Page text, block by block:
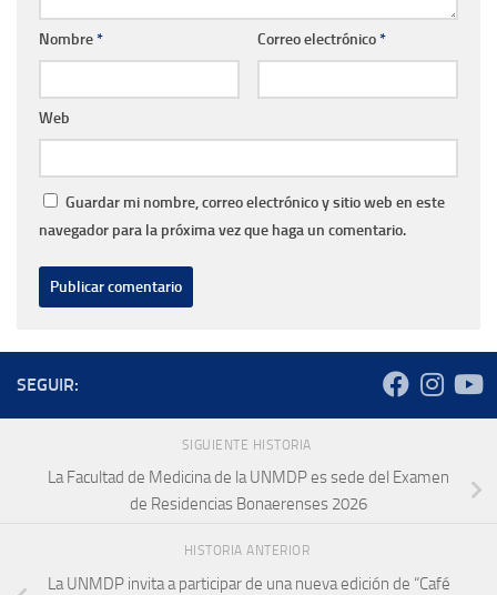
Nombre* Correo electrónico*
Web
Guardar mi nombre, correo electrónico y sitio web en este
navegador para la próxima vez que haga un comentario.
SEGUIR:
SIGUIENTE HISTORIA
La Facultad de Medicina de la UNMDP es sede del Examen
de Residencias Bonaerenses 2026
HISTORIA ANTERIOR
La UNMDP invita a participar de una nueva edición de “Café